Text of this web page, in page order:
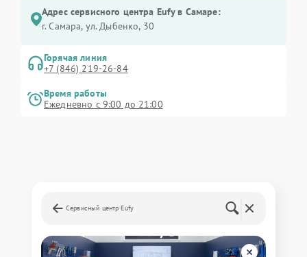
Адрес сервисного центра Eufy в Самаре:
г. Самара, ул. Дыбенко, 30
Горячая линия
+7 (846) 219-26-84
Время работы
Ежедневно с 9:00 до 21:00
Сервисный центр Eufy